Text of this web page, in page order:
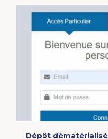
Dépôt dématérialisé